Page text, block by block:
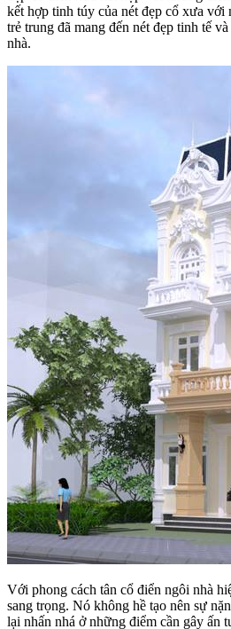
kết hợp tinh túy của nét đẹp cổ xưa với
trẻ trung đã mang đến nét đẹp tinh tế
nhà.
Với phong cách tân cổ điển ngôi nhà
sang trọng. Nó không hề tạo nên sự
lại nhấn nhá ở những điểm cần gây ấn